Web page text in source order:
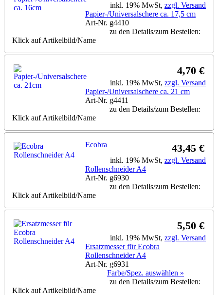
inkl. 19% MwSt, zzgl. Versand
Papier-/Universalschere ca. 17,5 cm
Art-Nr. g4410
zu den Details/zum Bestellen:
Klick auf Artikelbild/Name
4,70 €
inkl. 19% MwSt, zzgl. Versand
Papier-/Universalschere ca. 21 cm
Art-Nr. g4411
zu den Details/zum Bestellen:
Klick auf Artikelbild/Name
43,45 €
inkl. 19% MwSt, zzgl. Versand
Ecobra
Rollenschneider A4
Art-Nr. g6930
zu den Details/zum Bestellen:
Klick auf Artikelbild/Name
5,50 €
inkl. 19% MwSt, zzgl. Versand
Ersatzmesser für Ecobra
Rollenschneider A4
Art-Nr. g6931
Farbe/Spez. auswählen »
zu den Details/zum Bestellen:
Klick auf Artikelbild/Name